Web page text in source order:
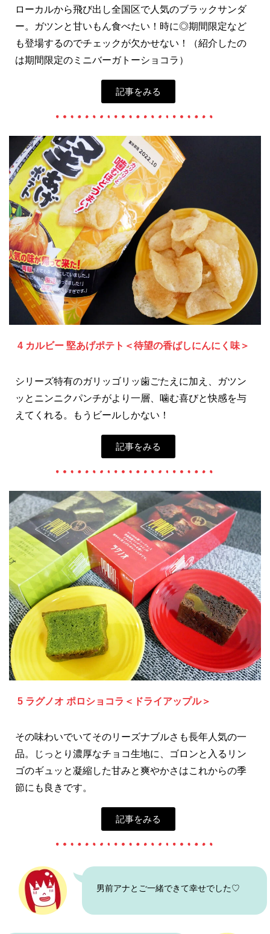
ローカルから飛び出し全国区で人気のブラックサンダ
ー。ガツンと甘いもん食べたい！時に◎期間限定など
も登場するのでチェックが欠かせない！（紹介したの
は期間限定のミニバーガトーショコラ）
記事をみる
4 カルビー 堅あげポテト＜待望の香ばしにんにく味＞
シリーズ特有のガリッゴリッ歯ごたえに加え、ガツン
ッとニンニクパンチがより一層、噛む喜びと快感を与
えてくれる。もうビールしかない！
記事をみる
5 ラグノオ ポロショコラ＜ドライアップル＞
その味わいでいてそのリーズナブルさも長年人気の一
品。じっとり濃厚なチョコ生地に、ゴロンと入るリン
ゴのギュッと凝縮した甘みと爽やかさはこれからの季
節にも良きです。
記事をみる
男前アナとご一緒できて幸せでした♡